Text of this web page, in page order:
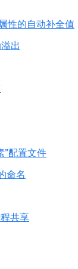
性的自动补全值
出
”配置文件
命名
共享